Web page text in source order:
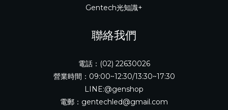
Gentech光知識+
聯絡我們
電話：(02) 22630026
營業時間：09:00~12:30/13:30~17:30
LINE:@genshop
電郵：gentechled@gmail.com